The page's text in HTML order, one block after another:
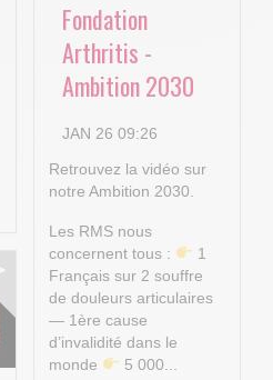
Fondation
Arthritis -
Ambition 2030
JAN 26 09:26
Retrouvez la vidéo sur
notre Ambition 2030.
Les RMS nous
concernent tous :
1
Français sur 2 souffre
de douleurs articulaires
— 1ère cause
d’invalidité dans le
monde
5 000...